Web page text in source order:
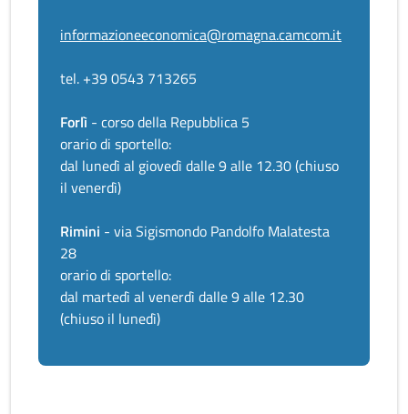
informazioneeconomica@romagna.camcom.it
tel. +39 0543 713265
Forlì - corso della Repubblica 5
orario di sportello:
dal lunedì al giovedì dalle 9 alle 12.30 (chiuso
il venerdì)
Rimini - via Sigismondo Pandolfo Malatesta
28
orario di sportello:
dal martedì al venerdì dalle 9 alle 12.30
(chiuso il lunedì)